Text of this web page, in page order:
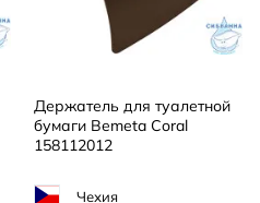
Держатель для туалетной
бумаги Bemeta Coral
158112012
Чехия